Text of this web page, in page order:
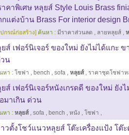
คาพิเศษ หลุยส์ Style Louis Brass
แต่งบ้าน Brass For interior design
กรณ์ก่อสร้าง] ค้นหา : มีราคาส่วนลด , ลายหลุยส์ ,
ส์ เฟอร์นิเจอร์ ของใหม่ ยังไม่ได้แกะ ข
น
หา : โซฟา , bench , sofa , หลุยส์, ราคาชุดโซฟาห
ส์ เฟอร์นิเจอร์หนังเกรดดี ของใหม่ ยัง
มาเกิน ด่วน
หา : หลุยส์, sofa , bench , หนัง , โซฟา ,
วตั้งโชว์แนวหลุยส์ โต๊ะเครื่องแป้ง โต๊